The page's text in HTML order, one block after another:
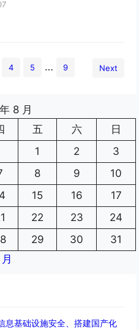
4 5 … 9 Next
8 月
五 六
日
1
2
3
8 9
10
15 16
17
22 23
24
29 30
31
息基础设施安全、搭建国产化